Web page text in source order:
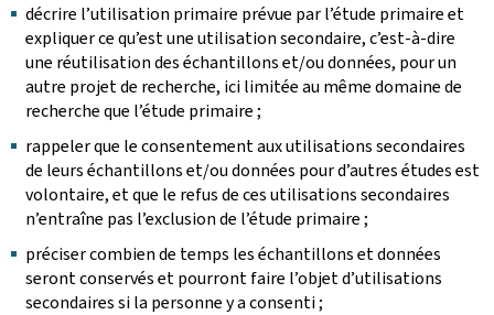
décrire l’utilisation primaire prévue par l’étude primaire et
expliquer ce qu’est une utilisation secondaire, c’est-à-dire
une réutilisation des échantillons et/ou données, pour un
autre projet de recherche, ici limitée au même domaine de
recherche que l’étude primaire ;
rappeler que le consentement aux utilisations secondaires
de leurs échantillons et/ou données pour d’autres études est
volontaire, et que le refus de ces utilisations secondaires
n’entraîne pas l’exclusion de l’étude primaire ;
préciser combien de temps les échantillons et données
seront conservés et pourront faire l’objet d’utilisations
secondaires si la personne y a consenti ;